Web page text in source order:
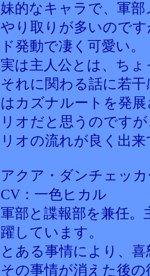
妹的なキャラで、軍
やり取りが多いので
ド発動で凄く可愛い。
実は主人公とは、ち
それに関わる話に若
はカズナルートを発
リオだと思うのです
リオの流れが良く出
アクア・ダンチェッ
CV：一色ヒカル
軍部と諜報部を兼任
躍しています。
とある事情により、
その事情が消えた後